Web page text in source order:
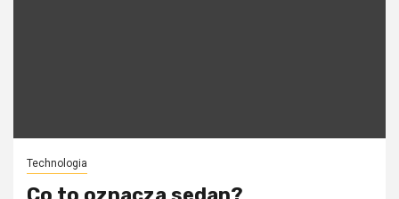
Technologia